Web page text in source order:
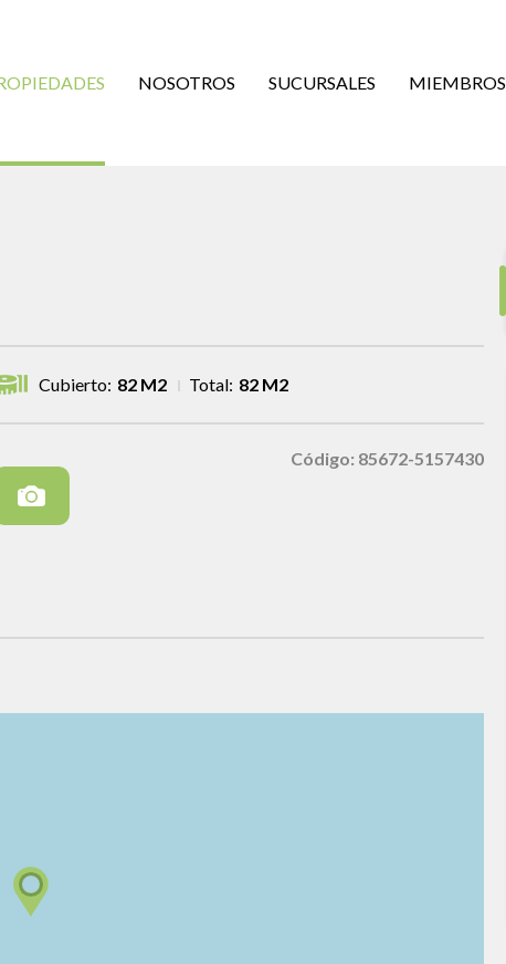
NOSOTROS SUCURSALES MIEMBROS
Cubierto: 82 M2 Total: 82 M2
Código: 85672-5157430